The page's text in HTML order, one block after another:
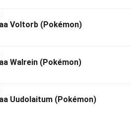
Voltorb (Pokémon)
Walrein (Pokémon)
Uudolaitum (Pokémon)